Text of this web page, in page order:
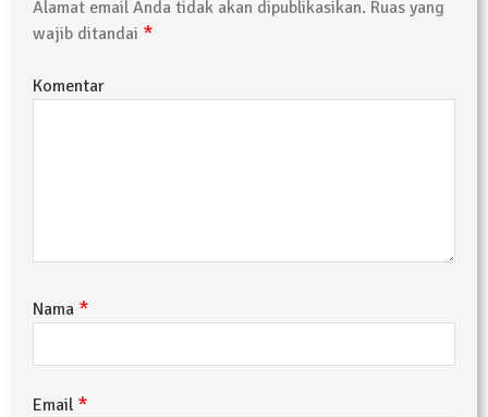
Alamat email Anda tidak akan dipublikasikan. Ruas yang
wajib ditandai *
Komentar
Nama *
Email *